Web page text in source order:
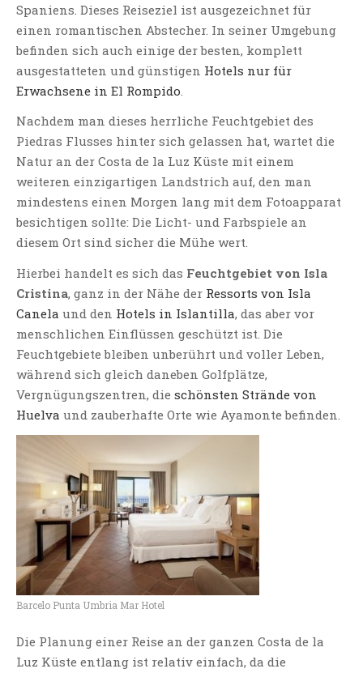
Spaniens. Dieses Reiseziel ist ausgezeichnet für
einen romantischen Abstecher. In seiner Umgebung
befinden sich auch einige der besten, komplett
ausgestatteten und günstigen Hotels nur für
Erwachsene in El Rompido
Nachdem man dieses herrliche Feuchtgebiet des
Piedras Flusses hinter sich gelassen hat, wartet die
Natur an der Costa de la Luz Küste mit einem
weiteren einzigartigen Landstrich auf, den man
mindestens einen Morgen lang mit dem Fotoapparat
besichtigen sollte: Die Licht- und Farbspiele an
diesem Ort sind sicher die Mühe wert.
Hierbei handelt es sich das Feuchtgebiet von Isla
Cristina, ganz in der Nähe der Ressorts von Isla
Canela und den Hotels in Islantilla, das aber vor
menschlichen Einflüssen geschützt ist. Die
Feuchtgebiete bleiben unberührt und voller Leben,
während sich gleich daneben Golfplätze,
Vergnügungszentren, die schönsten Strände von
Huelva und zauberhafte Orte wie Ayamonte befinden.
Barcelo Punta Umbria Mar Hotel
Die Planung einer Reise an der ganzen Costa de la
Luz Küste entlang ist relativ einfach, da die